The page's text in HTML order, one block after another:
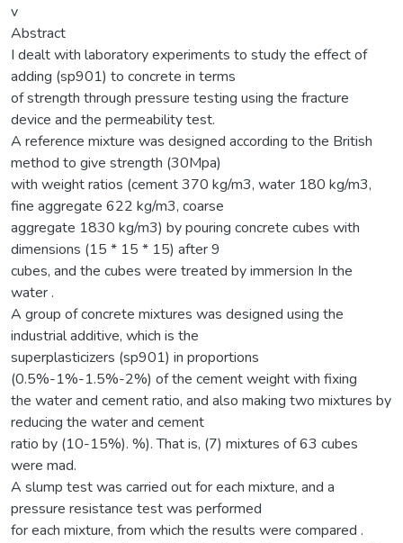
v
Abstract
I dealt with laboratory experiments to study the effect of
adding (sp901) to concrete in terms
of strength through pressure testing using the fracture
device and the permeability test.
A reference mixture was designed according to the British
method to give strength (30Mpa)
with weight ratios (cement 370 kg/m3, water 180 kg/m3,
fine aggregate 622 kg/m3, coarse
aggregate 1830 kg/m3) by pouring concrete cubes with
dimensions (15 * 15 * 15) after 9
cubes, and the cubes were treated by immersion In the
water .
A group of concrete mixtures was designed using the
industrial additive, which is the
superplasticizers (sp901) in proportions
(0.5%-1%-1.5%-2%) of the cement weight with fixing
the water and cement ratio, and also making two mixtures by
reducing the water and cement
ratio by (10-15%). %). That is, (7) mixtures of 63 cubes
were mad.
A slump test was carried out for each mixture, and a
pressure resistance test was performed
for each mixture, from which the results were compared .